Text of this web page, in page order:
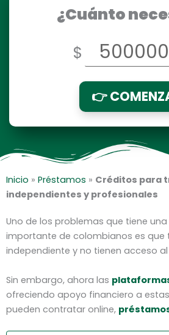
¿Cuánto
$
👉
Inicio » Préstamos » Créditos para
independientes y profesionales
Uno de los problemas que tiene
importante de colombianos es
independiente y no tienen acceso
Sin embargo, ahora las
ofreciendo apoyo financiero a
pueden contratar online,